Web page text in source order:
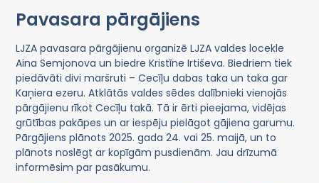
Pavasara pārgājiens
LJZA pavasara pārgājienu organizē LJZA valdes locekle
Aina Semjonova un biedre Kristīne Irtiševa. Biedriem tiek
piedāvāti divi maršruti – Cecīļu dabas taka un taka gar
Kaņiera ezeru. Atklātās valdes sēdes dalībnieki vienojās
pārgājienu rīkot Cecīļu takā. Tā ir ērti pieejama, vidējas
grūtības pakāpes un ar iespēju pielāgot gājiena garumu.
Pārgājiens plānots 2025. gada 24. vai 25. maijā, un to
plānots noslēgt ar kopīgām pusdienām. Jau drīzumā
informēsim par pasākumu.